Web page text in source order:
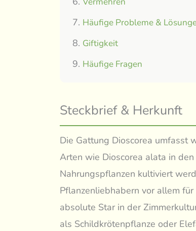
Häufige Probleme &
Giftigkeit
Häufige Fragen
Steckbrief & Herkunft
Die Gattung Dioscorea
Arten wie Dioscorea alata in
Nahrungspflanzen kultiviert
Pflanzenliebhabern vor allem
absolute Star in der
als Schildkrötenpflanze oder